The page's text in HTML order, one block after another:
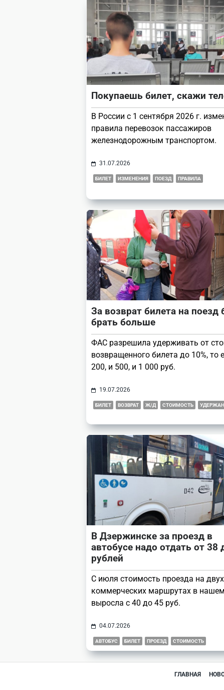
Покупаешь билет, скажи
В России с 1 сентября 2026 г.
правила перевозок пассажиров
железнодорожным транспортом.
31.07.2026
БИЛЕТ ИЗМЕНЕНИЯ ПОЕЗД ПРАВИЛА
За возврат билета на поезд
брать больше
ФАС разрешила удерживать от
возвращенного билета до 10%, то
200, и 500, и 1 000 руб.
19.07.2026
БИЛЕТ ВОЗВРАТ Ж/Д СТОИМОСТЬ
В Дзержинске за проезд в
автобусе надо отдать от 38
рублей
С июля стоимость проезда на двух
коммерческих маршрутах в
выросла с 40 до 45 руб.
04.07.2026
АВТОБУС БИЛЕТ ПРОЕЗД СТОИМОСТЬ
ГЛАВНАЯ